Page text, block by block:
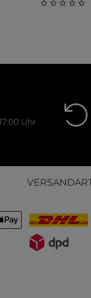
von 5 Sternen
Uhr